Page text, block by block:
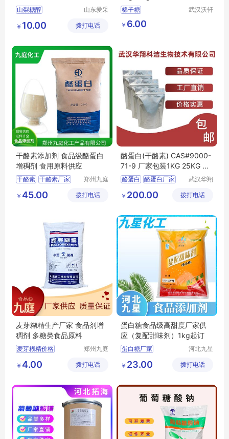
山梨糖醇
山梨糖醇生产厂家
绿健山梨糖醇
山东爱采
有限公司
￥ 10.00 拨打电话
量
棉子糖
武汉沃轩
￥ 6.00
干酪素添加剂 食品级酪蛋白
增稠剂 食用原料供应
干酪素 干酪素厂家
干酪素用途
郑州九庭
有限公司
￥ 45.00 拨打电话
酪蛋白(干酪素) CAS#9000-
71-9 厂家包装1KG 25KG 样
品可售
酪蛋白 酪蛋白厂家
武汉华翔
技术有限
￥ 200.00 拨打电话
麦芽糊精生产厂家 食品剂增
稠剂 多糖类食品原料
麦芽糊精价格
麦芽糊精食品级
麦芽糊精用途
郑州九庭
有限公司
￥ 4.00 拨打电话
蛋白糖食品级高甜度厂家供
应（复配甜味剂）1kg起订
蛋白糖厂家
蛋白糖价格
蛋白糖甜味剂
河北九星
有限公司
￥ 23.00 拨打电话